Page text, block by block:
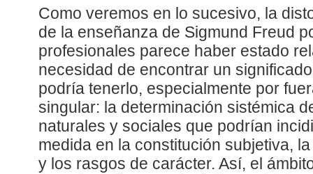
Como veremos en lo sucesivo, la
de la enseñanza de Sigmund Freud
profesionales parece haber estado
necesidad de encontrar un
podría tenerlo, especialmente por
singular: la determinación sistémica
naturales y sociales que podrían
medida en la constitución subjetiva,
y los rasgos de carácter. Así, el